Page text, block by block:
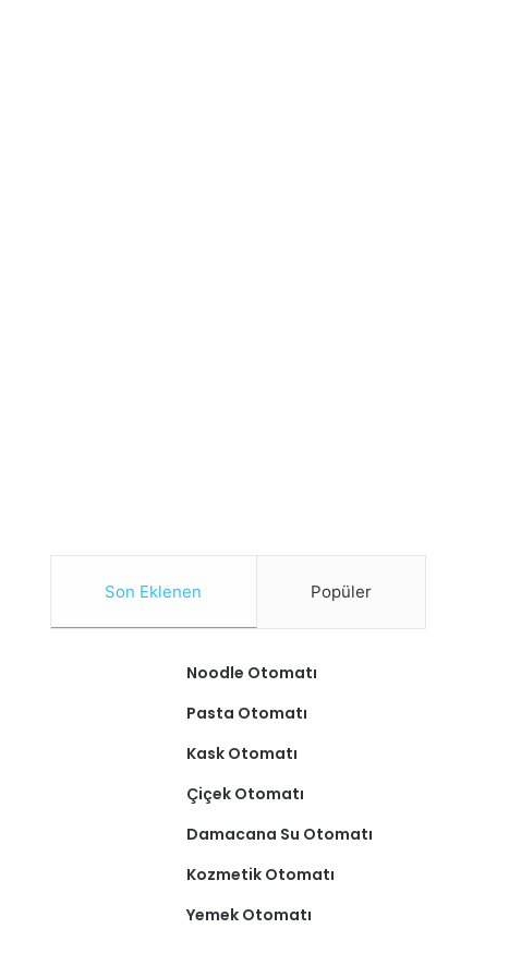
Son Eklenen Popüler
Noodle Otomatı
Pasta Otomatı
Kask Otomatı
Çiçek Otomatı
Damacana Su Otomatı
Kozmetik Otomatı
Yemek Otomatı